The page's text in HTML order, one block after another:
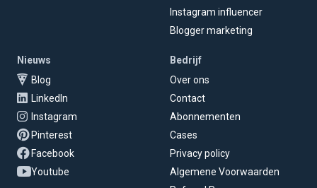
Instagram influencer
Blogger marketing
Nieuws
Blog
LinkedIn
Instagram
Pinterest
Facebook
Youtube
Bedrijf
Over ons
Contact
Abonnementen
Cases
Privacy policy
Algemene Voorwaarden